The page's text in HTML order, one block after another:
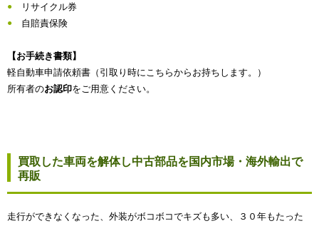
リサイクル券
自賠責保険
【お手続き書類】
軽自動車申請依頼書（引取り時にこちらからお持ちします。）
所有者のお認印をご用意ください。
買取した車両を解体し中古部品を国内市場・海外輸出で
再販
走行ができなくなった、外装がボコボコでキズも多い、３０年もたった